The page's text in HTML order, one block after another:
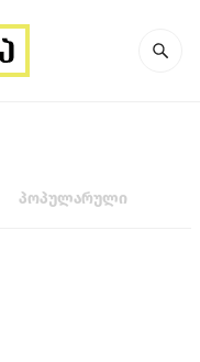
პოპულარული